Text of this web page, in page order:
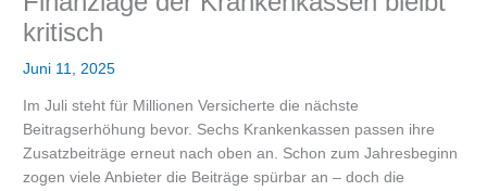
kritisch
Juni 11, 2025
Im Juli steht für Millionen Versicherte die nächste
Beitragserhöhung bevor. Sechs Krankenkassen passen ihre
Zusatzbeiträge erneut nach oben an. Schon zum Jahresbeginn
zogen viele Anbieter die Beiträge spürbar an – doch die